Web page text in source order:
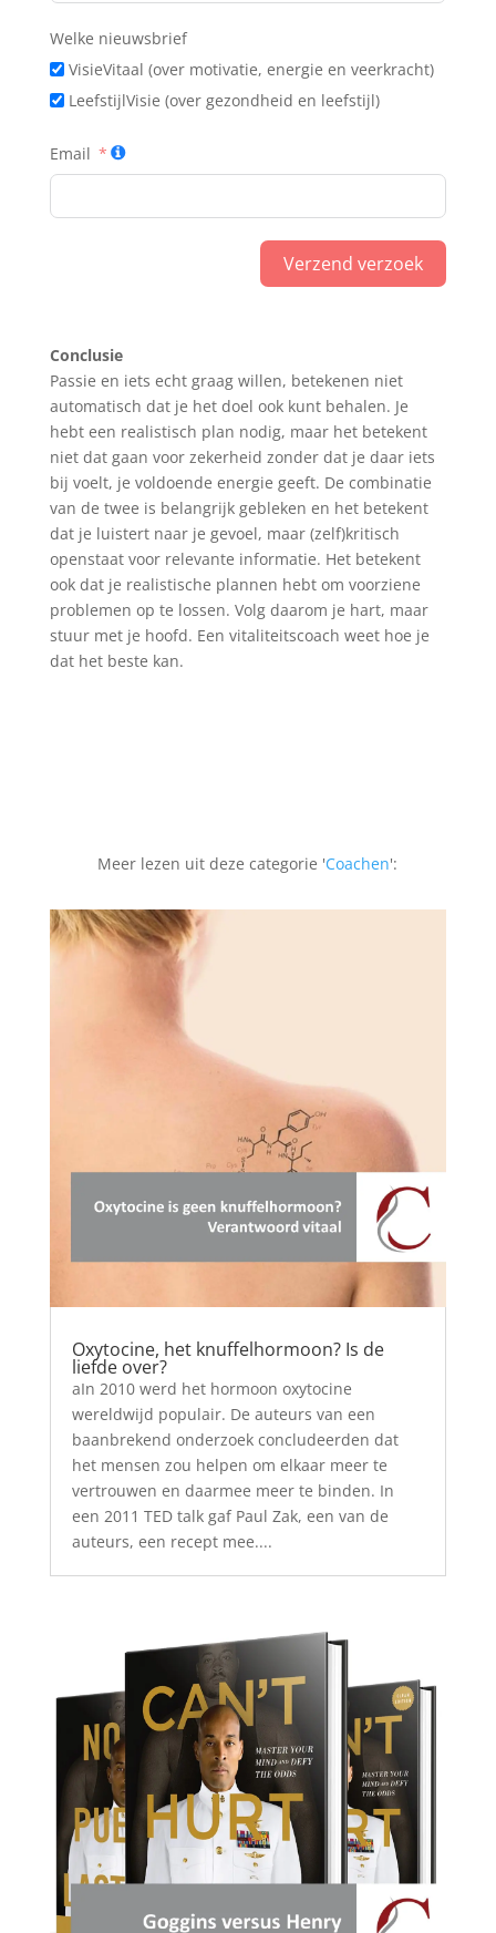
Welke nieuwsbrief
VisieVitaal (over motivatie, energie en veerkracht)
LeefstijlVisie (over gezondheid en leefstijl)
Email
Verzend verzoek
l
t
e
r
n
a
t
i
v
e
:
Conclusie
Passie en iets echt graag willen, betekenen niet
automatisch dat je het doel ook kunt behalen. Je
hebt een realistisch plan nodig, maar het betekent
niet dat gaan voor zekerheid zonder dat je daar iets
bij voelt, je voldoende energie geeft. De combinatie
van de twee is belangrijk gebleken en het betekent
dat je luistert naar je gevoel, maar (zelf)kritisch
openstaat voor relevante informatie. Het betekent
ook dat je realistische plannen hebt om voorziene
problemen op te lossen. Volg daarom je hart, maar
stuur met je hoofd. Een vitaliteitscoach weet hoe je
dat het beste kan.
Meer lezen uit deze categorie 'Coachen':
Oxytocine, het knuffelhormoon? Is de
liefde over?
aIn 2010 werd het hormoon oxytocine
wereldwijd populair. De auteurs van een
baanbrekend onderzoek concludeerden dat
het mensen zou helpen om elkaar meer te
vertrouwen en daarmee meer te binden. In
een 2011 TED talk gaf Paul Zak, een van de
auteurs, een recept mee....